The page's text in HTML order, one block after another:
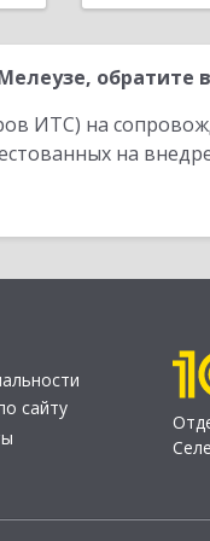
обратите
ИТС) на
на
сайту